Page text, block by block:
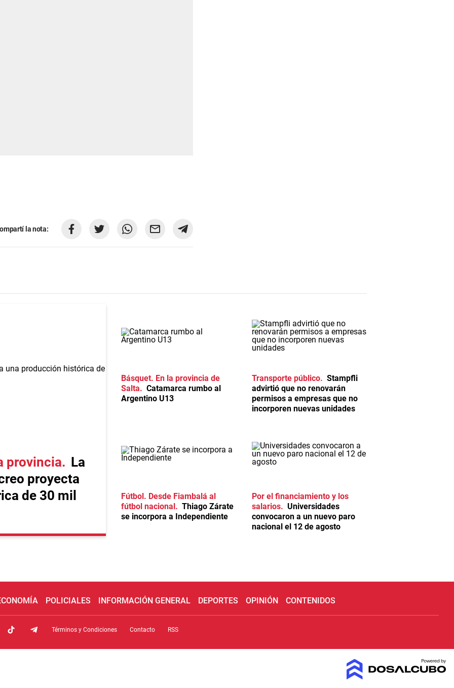
la nota:
provincia
La
proyecta
de 30 mil
Básquet. En la provincia de
Salta
Catamarca rumbo al
Argentino U13
Transporte público
Stampfli
advirtió que no renovarán
permisos a empresas que no
incorporen nuevas unidades
Fútbol. Desde Fiambalá al
fútbol nacional
Thiago Zárate
se incorpora a Independiente
Por el financiamiento y los
salarios
Universidades
convocaron a un nuevo paro
nacional el 12 de agosto
POLICIALES INFORMACIÓN GENERAL DEPORTES OPINIÓN CONTENIDOS
Términos y Condiciones Contacto RSS